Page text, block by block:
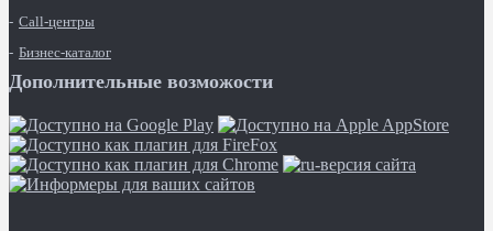
Call-центры
Бизнес-каталог
Дополнительные возможости